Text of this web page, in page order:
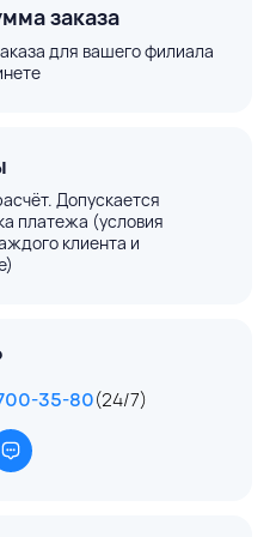
заказа
для вашего филиала
Допускается
платежа (условия
клиента и
35-80(24/7)